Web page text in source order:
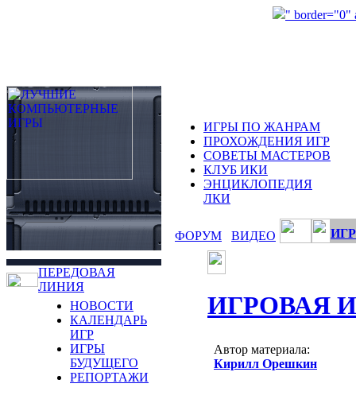
" border="0"
ИГРЫ ПО ЖАНРАМ
ПРОХОЖДЕНИЯ ИГР
СОВЕТЫ МАСТЕРОВ
КЛУБ ИКИ
ЭНЦИКЛОПЕДИЯ
ЛКИ
ФОРУМ ВИДЕО
ПЕРЕДОВАЯ
ЛИНИЯ
НОВОСТИ
КАЛЕНДАРЬ
ИГР
ИГРЫ
БУДУЩЕГО
РЕПОРТАЖИ
ИГРОВАЯ
Автор материала:
Кирилл Орешкин